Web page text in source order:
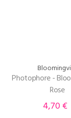
Photophore -
Rose
Prix
4,70 €